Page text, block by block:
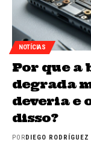
NOTÍCIAS
Por que a
degrada
deveria e
disso?
PORDIEGO